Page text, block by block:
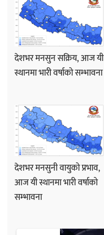
देशभर मनसुन सक्रिय, आज यी
स्थानमा भारी वर्षाको सम्भावना
देशभर मनसुनी वायुको प्रभाव,
आज यी स्थानमा भारी वर्षाको
सम्भावना